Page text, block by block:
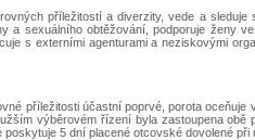
příležitostí a diverzity, vede a
a sexuálního obtěžování, podporuje ženy
s externími agenturami a neziskovými
příležitosti účastní poprvé, porota
výběrovém řízení byla zastoupena obě
5 dní placené otcovské dovolené při